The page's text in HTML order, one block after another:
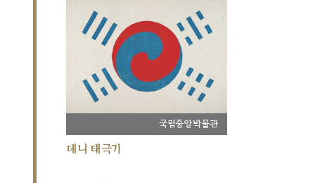
국립중앙박물관
데니 태극기